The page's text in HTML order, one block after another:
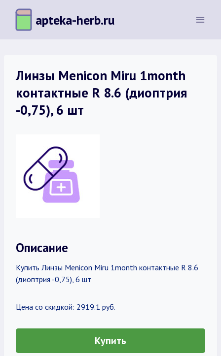
Перейти
содержимому
apteka-herb.ru
Линзы Menicon Miru 1month
контактные R 8.6 (диоптрия
-0,75), 6 шт
Описание
Купить Линзы Menicon Miru 1month контактные R 8.6
(диоптрия -0,75), 6 шт
Цена со скидкой: 2919.1 руб.
Купить